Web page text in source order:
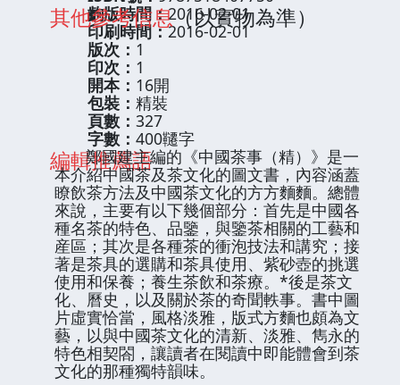
其他參考信息（以實物為準）
齣版時間：2016-02-01
印刷時間：2016-02-01
版次： 1
印次： 1
開本： 16開
包裝： 精裝
頁數： 327
字數： 400韆字
編輯推薦語
鄭國建主編的《中國茶事（精）》是一
本介紹中國茶及茶文化的圖文書，內容涵蓋
瞭飲茶方法及中國茶文化的方方麵麵。總體
來說，主要有以下幾個部分：首先是中國各
種名茶的特色、品鑒，與鑒茶相關的工藝和
産區；其次是各種茶的衝泡技法和講究；接
著是茶具的選購和茶具使用、紫砂壺的挑選
使用和保養；養生茶飲和茶療。*後是茶文
化、曆史，以及關於茶的奇聞軼事。書中圖
片虛實恰當，風格淡雅，版式方麵也頗為文
藝，以與中國茶文化的清新、淡雅、雋永的
特色相契閤，讓讀者在閱讀中即能體會到茶
文化的那種獨特韻味。